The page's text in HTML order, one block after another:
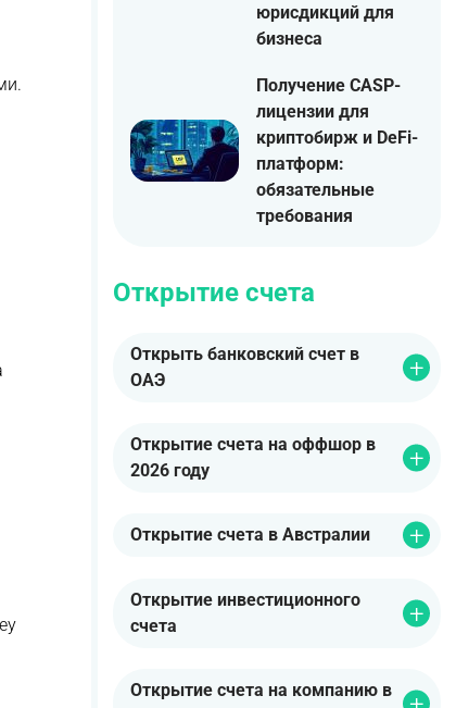
юрисдикций для
бизнеса
Получение CASP-
лицензии для
криптобирж и DeFi-
платформ:
обязательные
требования
Открытие счета
Открыть банковский счет в
ОАЭ
Открытие счета на оффшор в
2026 году
Открытие счета в Австралии
Открытие инвестиционного
счета
Открытие счета на компанию в